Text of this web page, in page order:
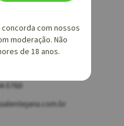
5760
com nossos
moderação. Não
de 18 anos.